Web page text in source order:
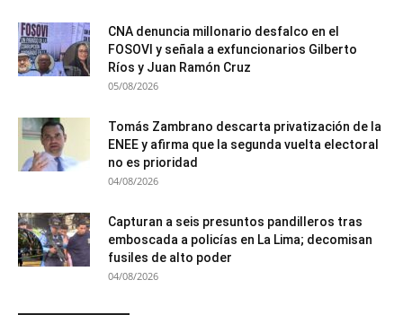
CNA denuncia millonario desfalco en el
FOSOVI y señala a exfuncionarios Gilberto
Ríos y Juan Ramón Cruz
05/08/2026
Tomás Zambrano descarta privatización de la
ENEE y afirma que la segunda vuelta electoral
no es prioridad
04/08/2026
Capturan a seis presuntos pandilleros tras
emboscada a policías en La Lima; decomisan
fusiles de alto poder
04/08/2026